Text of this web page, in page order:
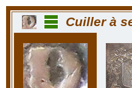
Cuiller à